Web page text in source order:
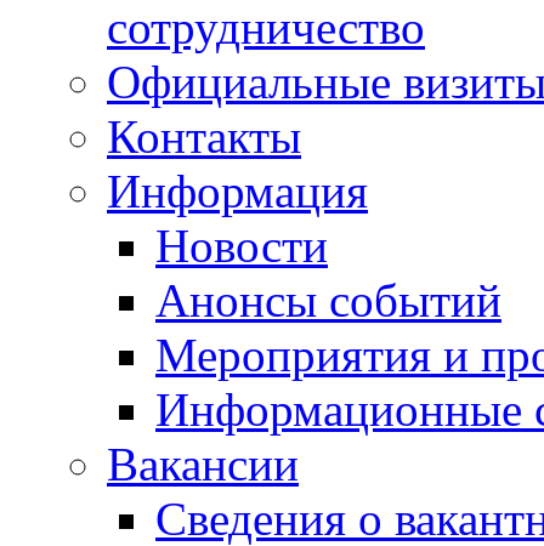
сотрудничество
Официальные
Контакты
Информация
Новости
Анонсы событий
Мероприятия и
Информационные
Вакансии
Сведения о